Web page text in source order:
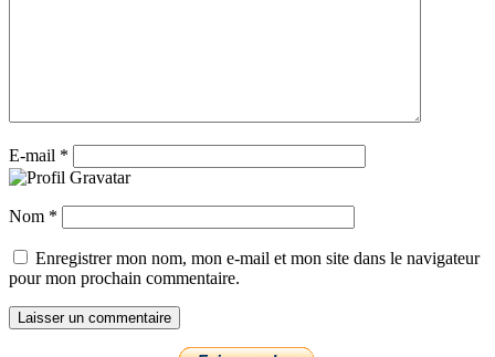
E-mail *
Nom *
Enregistrer mon nom, mon e-mail et mon site dans le navigateur
pour mon prochain commentaire.